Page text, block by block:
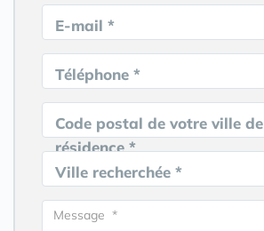
E-mail *
Téléphone *
Code postal de votre ville de
résidence *
Ville recherchée *